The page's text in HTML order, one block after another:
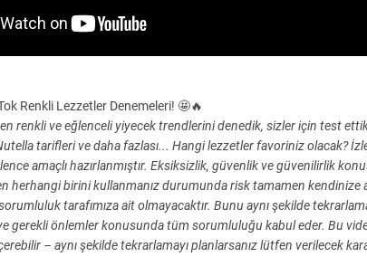
Renkli Lezzetler Denemeleri! 🤩🔥
renkli ve eğlenceli yiyecek trendlerini denedik, sizler için test
tarifleri ve daha fazlası... Hangi lezzetler favoriniz olacak?
amaçlı hazırlanmıştır. Eksiksizlik, güvenlik ve güvenilirlik
herhangi birini kullanmanız durumunda risk tamamen kendinize
tarafımıza ait olmayacaktır. Bunu aynı şekilde
gerekli önlemler konusunda tüm sorumluluğu kabul eder. Bu
– aynı şekilde tekrarlamayı planlarsanız lütfen verilecek